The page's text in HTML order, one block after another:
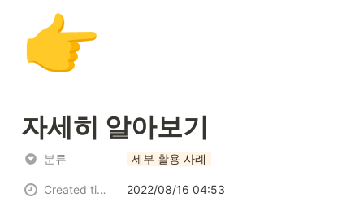
👉
자세히 알아보기
분류 세부 활용 사례
Created time 2022/08/16 04:53